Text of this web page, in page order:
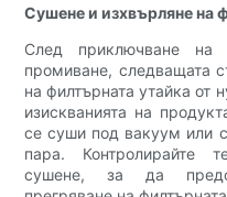
Сушене и изхвърляне на
След приключване на
промиване, следващата
на филтърната утайка от
изискванията на
се суши под вакуум или
пара. Контролирайте
сушене, за да